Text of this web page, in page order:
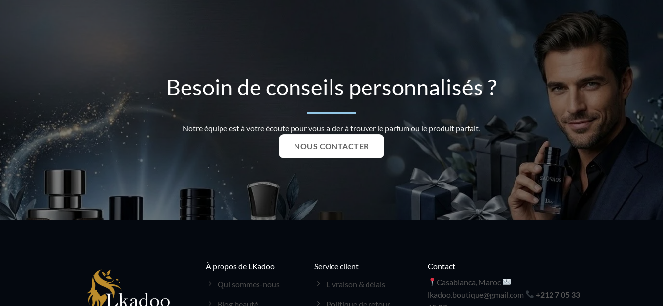
Besoin de conseils personnalisés ?
Notre équipe est à votre écoute pour vous aider à trouver le parfum ou le produit parfait.
NOUS CONTACTER
À propos de LKadoo
Qui sommes-nous
Blog beauté
Service client
Livraison & délais
Politique de retour
Contact
Casablanca, Maroc
lkadoo.boutique@gmail.com
+212 7 05 33